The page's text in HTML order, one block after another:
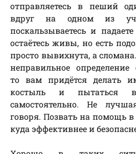
отправляетесь в пеший
вдруг на одном из
поскальзываетесь и
остаётесь живы, но есть
просто вывихнута, а
неправильное определение
то вам придётся делать
костыль и пытаться
самостоятельно. Не
говоря. Позвать на помощь
куда эффективнее и